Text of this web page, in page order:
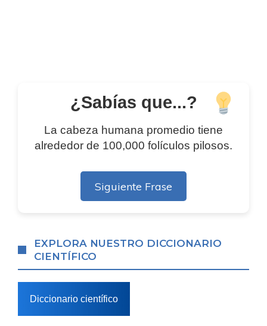
¿Sabías que...?
La cabeza humana promedio tiene
alrededor de 100,000 folículos pilosos.
Siguiente Frase
EXPLORA NUESTRO DICCIONARIO
CIENTÍFICO
Diccionario científico